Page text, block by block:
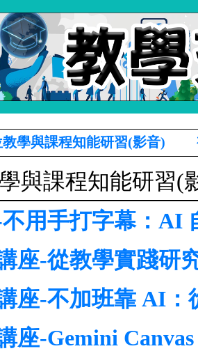
學與課程知能研習(影音)
與課程知能研習(
用手打字幕：AI
座-從教學實踐研
座-不加班靠 AI：
-Gemini